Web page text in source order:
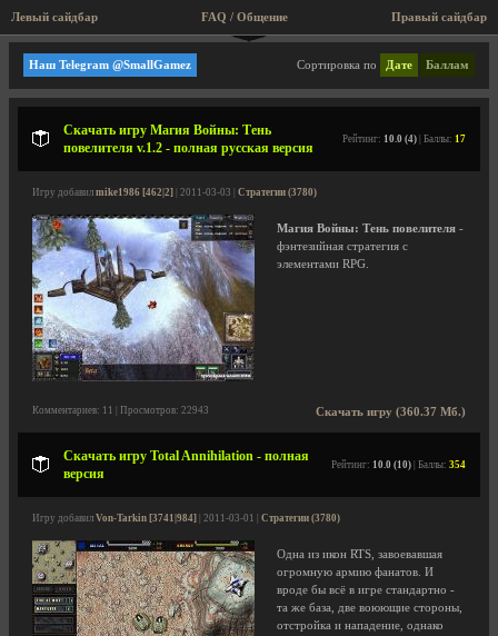
Левый сайдбар Правый сайдбар
FAQ / Общение
Стратегии
Сортировка по Дате Баллам
Наш Telegram @SmallGamez
Скачать игру Магия Войны: Тень
повелителя v.1.2 - полная русская версия
Рейтинг: 10.0 (4) | Баллы: 17
Игру добавил mike1986 [462|2] | 2011-03-03 | Стратегии (3780)
Магия Войны: Тень повелителя -
фэнтезийная стратегия с
элементами RPG.
Скачать игру (360.37 Мб.)
Комментариев: 11 | Просмотров: 22943
Скачать игру Total Annihilation - полная
версия
Рейтинг: 10.0 (10) | Баллы: 354
Игру добавил Von-Tarkin [3741|984] | 2011-03-01 | Стратегии (3780)
Одна из икон RTS, завоевавшая
огромную армию фанатов. И
вроде бы всё в игре стандартно -
та же база, две воюющие стороны,
отстройка и нападение, однако